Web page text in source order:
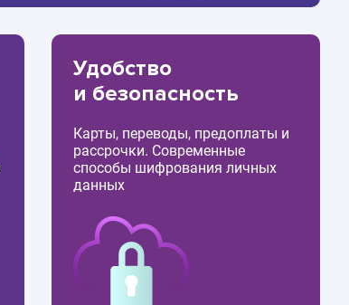
Удобство
и безопасность
Карты, переводы, предоплаты и
рассрочки. Современные
способы шифрования личных
данных